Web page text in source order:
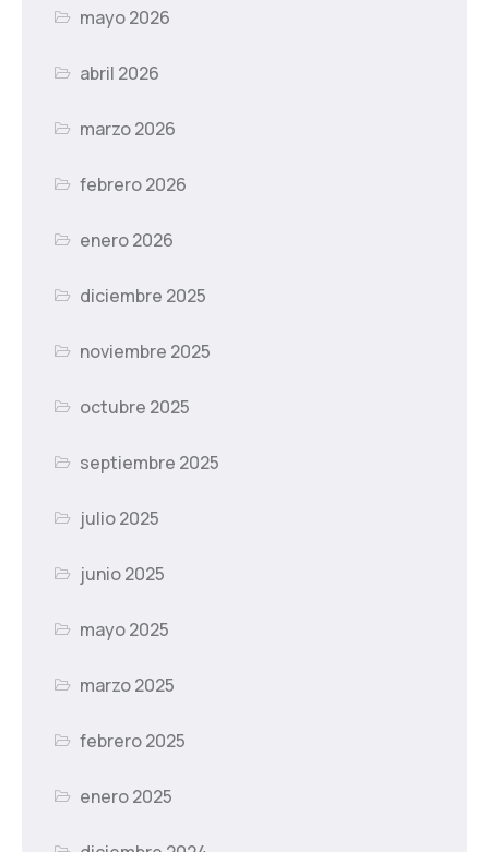
mayo 2026
abril 2026
marzo 2026
febrero 2026
enero 2026
diciembre 2025
noviembre 2025
octubre 2025
septiembre 2025
julio 2025
junio 2025
mayo 2025
marzo 2025
febrero 2025
enero 2025